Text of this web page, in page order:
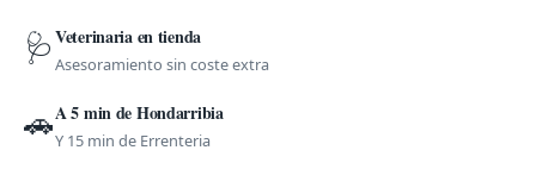
🩺Veterinaria en tienda
Asesoramiento sin coste extra
🚗A 5 min de Hondarribia
Y 15 min de Errenteria